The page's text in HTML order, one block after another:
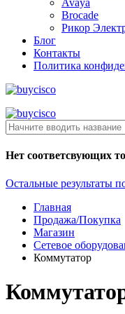
Avaya
Brocade
Рикор
Блог
Контакты
Политика
Нет соответсвующих
Остальные результаты
Главная
Продажа/Покупка
Магазин
Сетевое
Коммутатор